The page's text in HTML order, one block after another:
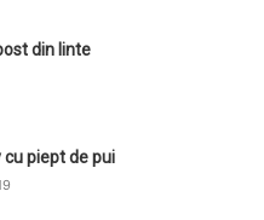
din linte
piept de pui